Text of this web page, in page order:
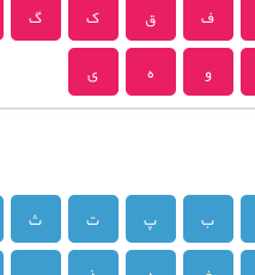
ف ق ک گ
و ه ی
ب پ ت ث